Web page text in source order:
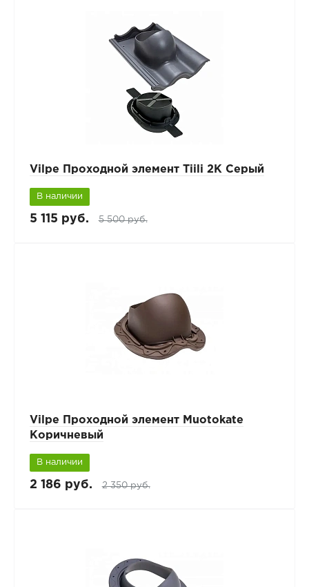
Vilpe Проходной элемент Tiili 2K Серый
В наличии
5 115 руб. 5 500 руб.
Vilpe Проходной элемент Muotokate
Коричневый
В наличии
2 186 руб. 2 350 руб.